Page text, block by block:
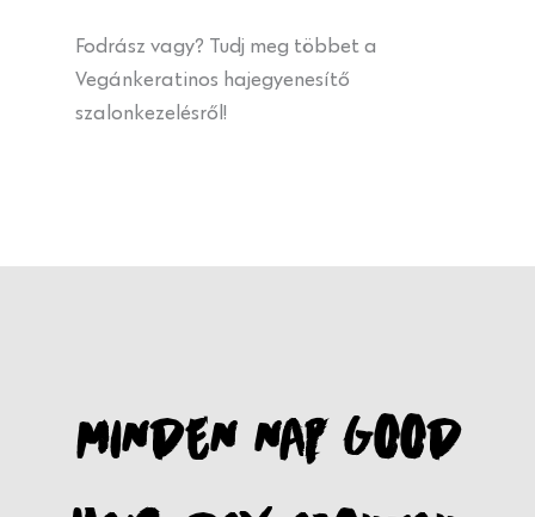
Fodrász vagy? Tudj meg többet a
Vegánkeratinos hajegyenesítő
szalonkezelésről!
MINDEN NAP GOOD